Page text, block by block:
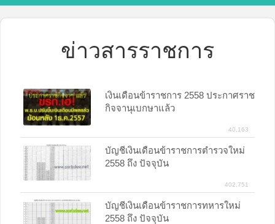
ข่าวสารราชการ
เงินเดือนข้าราชการ 2558 ประกาศราช
กิจจานุเบกษาแล้ว
40,163
บัญชีเงินเดือนข้าราชการตำรวจใหม่
2558 ถึง ปัจจุบัน
402,751
บัญชีเงินเดือนข้าราชการทหารใหม่
2558 ถึง ปัจจุบัน